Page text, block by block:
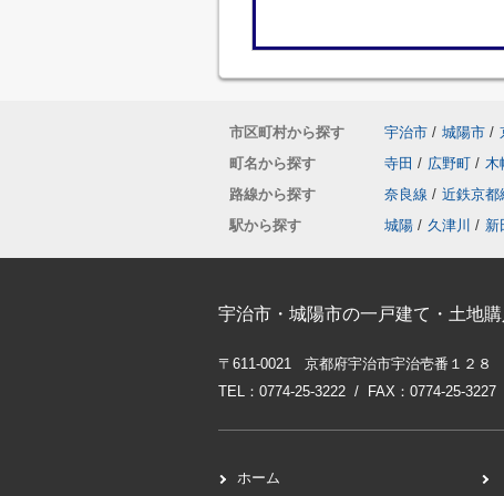
市区町村から探す 宇治市 / 城陽市 /
町名から探す
寺田 / 広野町 / 木
路線から探す
奈良線 / 近鉄京都
駅から探す
城陽 / 久津川 / 新
宇治市・城陽市の一戸建て・土地
〒611-0021 京都府宇治市宇治壱番１２８
TEL：0774-25-3222 / FAX：0774-25-3227
ホーム